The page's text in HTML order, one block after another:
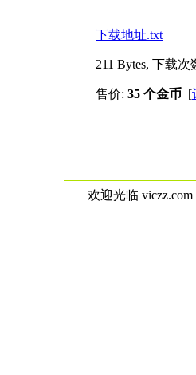
下载地址.txt
211 Bytes, 下载次
售价: 35 个金币 [
欢迎光临 viczz.com